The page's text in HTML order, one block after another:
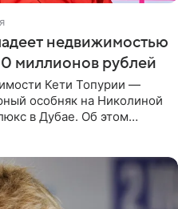
недвижимостью
миллионов рублей
Кети Топурии —
особняк на Николиной
в Дубае. Об этом